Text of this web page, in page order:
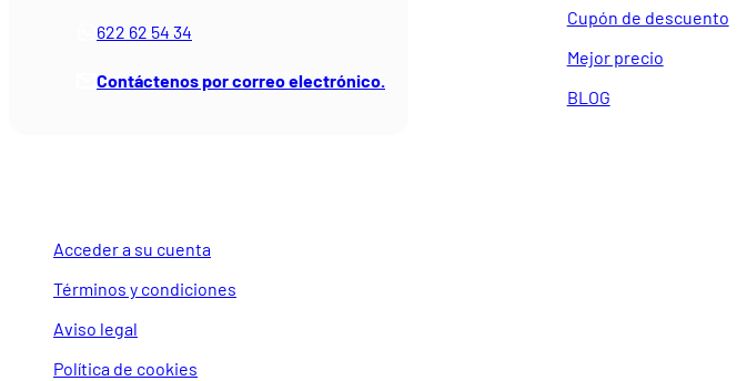
622 62 54 34
Contáctenos por correo electrónico.
Cupón de descuento
Mejor precio
BLOG
Acceder a su cuenta
Términos y condiciones
Aviso legal
Política de cookies